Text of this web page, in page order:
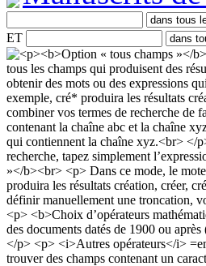
ET